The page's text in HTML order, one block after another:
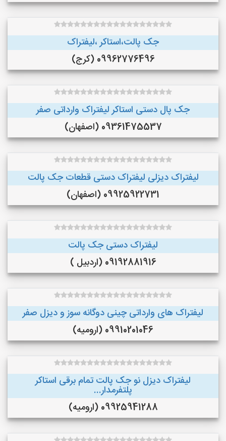
جک پالت،استاکر ،لیفتراک
09962776496 (کرج)
جک پال دستی استاکر لیفتراک وارداتی صفر
09361475537 (اصفهان)
لیفتراک دیزلی لیفتراک دستی قطعات جک پالت
09925922731 (اصفهان)
لیفتراک دستی جک پالت
09192881916 (اردبیل )
لیفتراک های وارداتی چینی دوگانه سوز و دیزل صفر
09910201046 (ارومیه)
لیفتراک دیزل نو جک پالت تمام برقی استاکر
پلتفرمدار...
09925941288 (ارومیه)